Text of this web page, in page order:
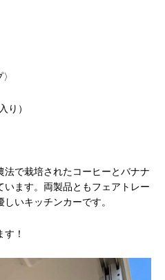
り）
で栽培されたコーヒーとバナナ
ます。両製品ともフェアトレー
いキッチンカーです。
！